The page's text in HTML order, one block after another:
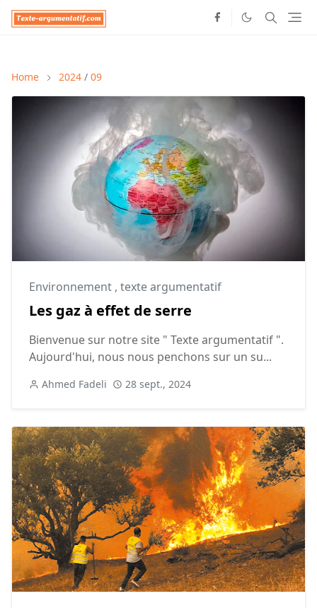
Home 2024 / 09
Environnement , texte argumentatif
Les gaz à effet de serre
Bienvenue sur notre site " Texte argumentatif ".
Aujourd'hui, nous nous penchons sur un su...
Ahmed Fadeli 28 sept., 2024